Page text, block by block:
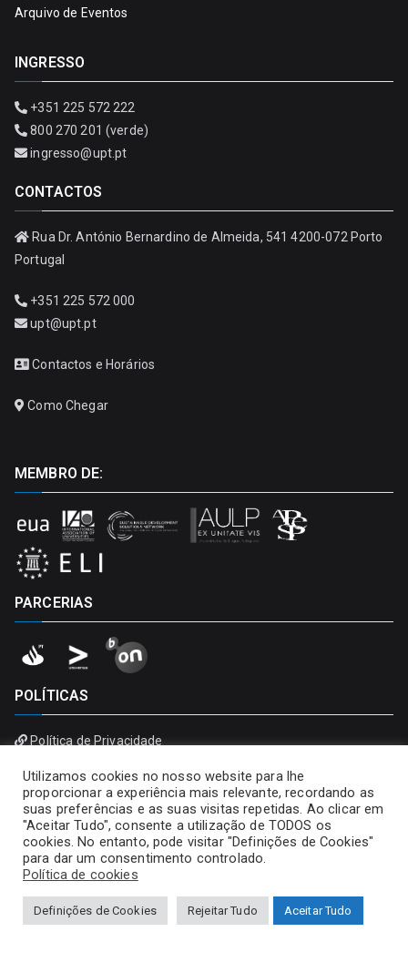
Arquivo de Eventos
INGRESSO
+351 225 572 222
800 270 201 (verde)
ingresso@upt.pt
CONTACTOS
Rua Dr. António Bernardino de Almeida, 541 4200-072 Porto
Portugal
+351 225 572 000
upt@upt.pt
Contactos e Horários
Como Chegar
MEMBRO DE:
PARCERIAS
POLÍTICAS
Política de Privacidade
Utilizamos cookies no nosso website para lhe
proporcionar a experiência mais relevante, recordando as
suas preferências e as suas visitas repetidas. Ao clicar em
"Aceitar Tudo", consente a utilização de TODOS os
cookies. No entanto, pode visitar "Definições de Cookies"
para dar um consentimento controlado.
Política de cookies
Definições de Cookies Rejeitar Tudo Aceitar Tudo